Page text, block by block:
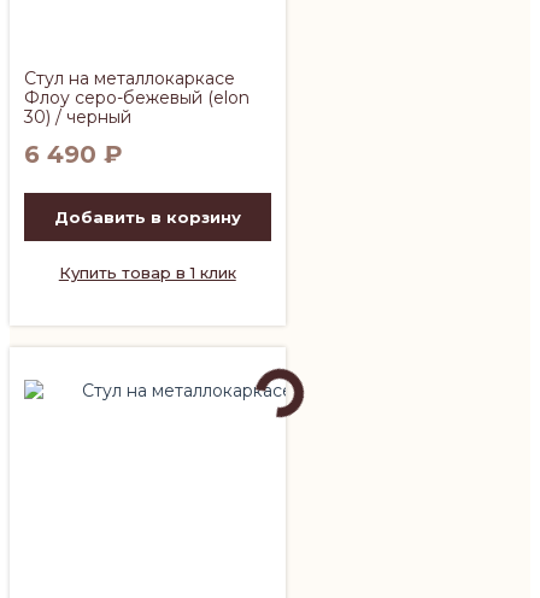
Стул на металлокаркасе
Флоу серо-бежевый (elon
30) / черный
6 490 ₽
Добавить в корзину
Купить товар в 1 клик